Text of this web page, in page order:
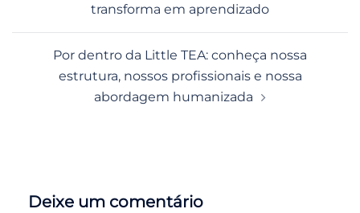
transforma em aprendizado
Por dentro da Little TEA: conheça nossa
estrutura, nossos profissionais e nossa
abordagem humanizada
Deixe um comentário